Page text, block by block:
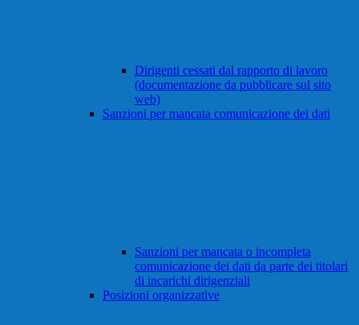
Dirigenti cessati dal rapporto di lavoro
(documentazione da pubblicare sul sito
web)
Sanzioni per mancata comunicazione dei dati
Sanzioni per mancata o incompleta
comunicazione dei dati da parte dei titolari
di incarichi dirigenziali
Posizioni organizzative